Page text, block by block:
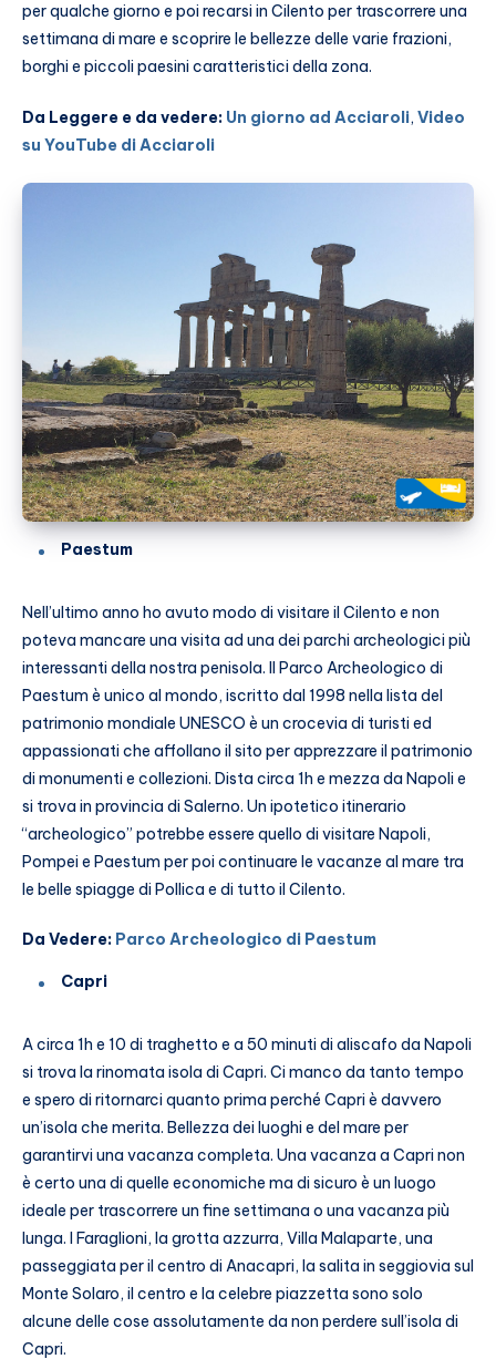
per qualche giorno e poi recarsi in Cilento per trascorrere una
settimana di mare e scoprire le bellezze delle varie frazioni,
borghi e piccoli paesini caratteristici della zona.
Da Leggere e da vedere: Un giorno ad Acciaroli, Video
su YouTube di Acciaroli
Paestum
Nell’ultimo anno ho avuto modo di visitare il Cilento e non
poteva mancare una visita ad una dei parchi archeologici più
interessanti della nostra penisola. Il Parco Archeologico di
Paestum è unico al mondo, iscritto dal 1998 nella lista del
patrimonio mondiale UNESCO è un crocevia di turisti ed
appassionati che affollano il sito per apprezzare il patrimonio
di monumenti e collezioni. Dista circa 1h e mezza da Napoli e
si trova in provincia di Salerno. Un ipotetico itinerario
“archeologico” potrebbe essere quello di visitare Napoli,
Pompei e Paestum per poi continuare le vacanze al mare tra
le belle spiagge di Pollica e di tutto il Cilento.
Da Vedere: Parco Archeologico di Paestum
Capri
A circa 1h e 10 di traghetto e a 50 minuti di aliscafo da Napoli
si trova la rinomata isola di Capri. Ci manco da tanto tempo
e spero di ritornarci quanto prima perché Capri è davvero
un’isola che merita. Bellezza dei luoghi e del mare per
garantirvi una vacanza completa. Una vacanza a Capri non
è certo una di quelle economiche ma di sicuro è un luogo
ideale per trascorrere un fine settimana o una vacanza più
lunga. I Faraglioni, la grotta azzurra, Villa Malaparte, una
passeggiata per il centro di Anacapri, la salita in seggiovia sul
Monte Solaro, il centro e la celebre piazzetta sono solo
alcune delle cose assolutamente da non perdere sull’isola di
Capri.